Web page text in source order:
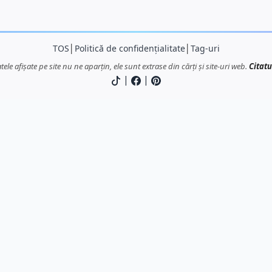
TOS Politică de confidențialitate│ Tag-uri
afișate pe site nu ne aparțin, ele sunt extrase din cărți și site-uri web.
| |